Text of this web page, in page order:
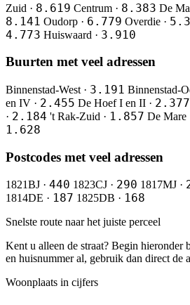
Zuid · 8.619 Centrum · 8.383 De
8.141 Oudorp · 6.779 Overdie ·
4.773 Huiswaard · 3.910
Buurten met veel adressen
Binnenstad-West · 3.191 Binnenstad-
en IV · 2.455 De Hoef I en II · 2.377
· 2.184 't Rak-Zuid · 1.857 De Mare
1.628
Postcodes met veel adressen
1821BJ · 440 1823CJ · 290 1817MJ ·
1814DE · 187 1825DB · 168
Snelste route naar het juiste perceel
Kent u alleen de straat? Begin hieronder
en huisnummer al, gebruik dan direct de
Woonplaats in cijfers